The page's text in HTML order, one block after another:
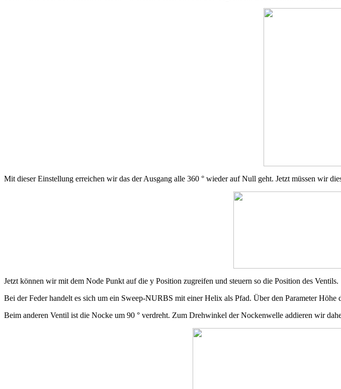
Mit dieser Einstellung erreichen wir das der Ausgang alle 360 ° wieder auf Null geht. Jetzt müssen wir
Jetzt können wir mit dem Node Punkt auf die y Position zugreifen und steuern so die Position des Ventils.
Bei der Feder handelt es sich um ein Sweep-NURBS mit einer Helix als Pfad. Über den Parameter
Beim anderen Ventil ist die Nocke um 90 ° verdreht. Zum Drehwinkel der Nockenwelle addieren wir